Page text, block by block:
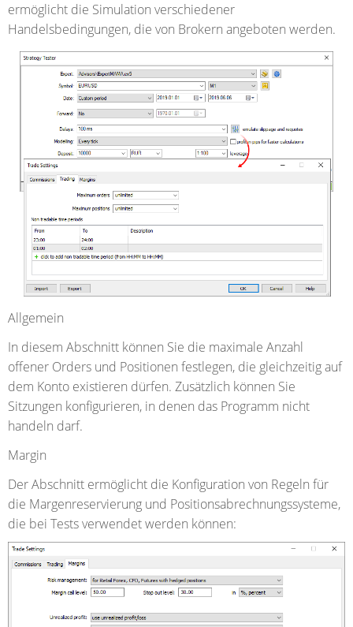
ermöglicht die Simulation verschiedener
Handelsbedingungen, die von Brokern angeboten werden.
Allgemein
In diesem Abschnitt können Sie die maximale Anzahl
offener Orders und Positionen festlegen, die gleichzeitig auf
dem Konto existieren dürfen. Zusätzlich können Sie
Sitzungen konfigurieren, in denen das Programm nicht
handeln darf.
Margin
Der Abschnitt ermöglicht die Konfiguration von Regeln für
die Margenreservierung und Positionsabrechnungssysteme,
die bei Tests verwendet werden können: